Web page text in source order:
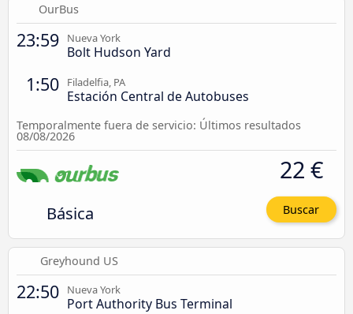
OurBus
23:59 Nueva York
Bolt Hudson Yard
1:50 Filadelfia, PA
Estación Central de Autobuses
Temporalmente fuera de servicio: Últimos resultados
08/08/2026
Básica
22 €
Buscar
Greyhound US
22:50 Nueva York
Port Authority Bus Terminal